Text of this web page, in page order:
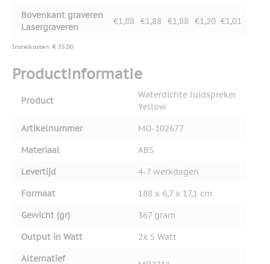
Bovenkant graveren
Lasergraveren
€1,88 €1,88 €1,88 €1,20 €1,01
Instelkosten: € 35,00
Productinformatie
Product
Waterdichte luidspreker
Yellow
Artikelnummer
MO-102677
Materiaal
ABS
Levertijd
4-7 werkdagen
Formaat
188 x 6,7 x 17,1 cm
Gewicht (gr)
367 gram
Output in Watt
2x 5 Watt
Alternatief